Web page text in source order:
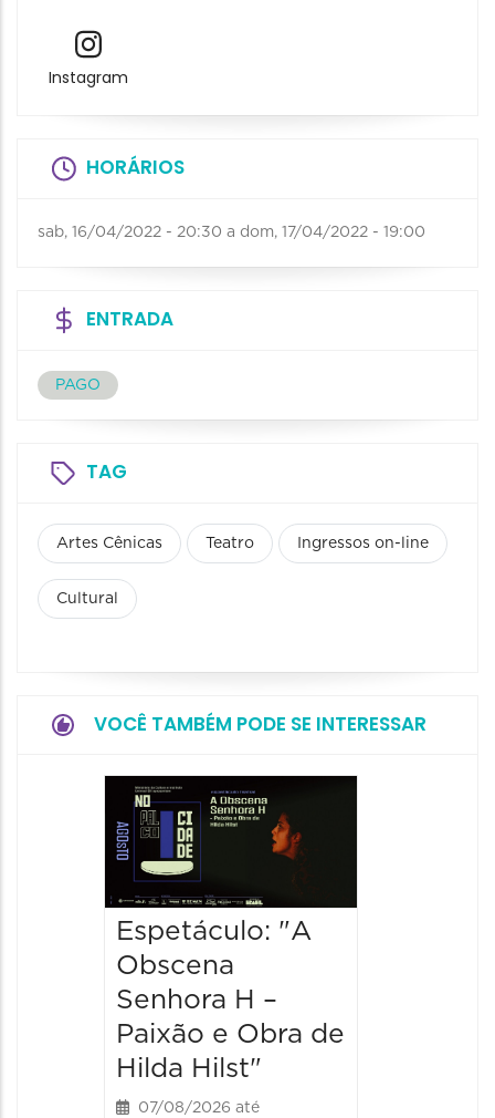
Instagram
HORÁRIOS
sab, 16/04/2022 - 20:30 a dom, 17/04/2022 - 19:00
ENTRADA
PAGO
TAG
Artes Cênicas Teatro Ingressos on-line
Cultural
VOCÊ TAMBÉM PODE SE INTERESSAR
Espetáculo: "A
Obscena
Senhora H –
Paixão e Obra de
Hilda Hilst"
07/08/2026 até